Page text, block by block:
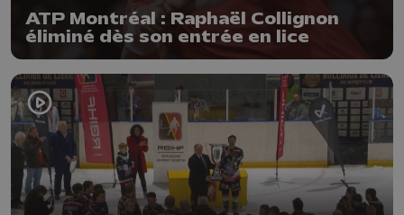
ATP Montréal : Raphaël Collignon
éliminé dès son entrée en lice